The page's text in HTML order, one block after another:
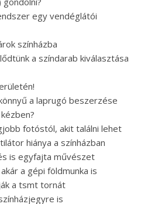
egy vendéglátói
színházba
a színdarab kiválasztása
a laprugó beszerzése
fotóstól, akit találni lehet
hiánya a színházban
is egyfajta művészet
a gépi földmunka is
a tsmt tornát
is